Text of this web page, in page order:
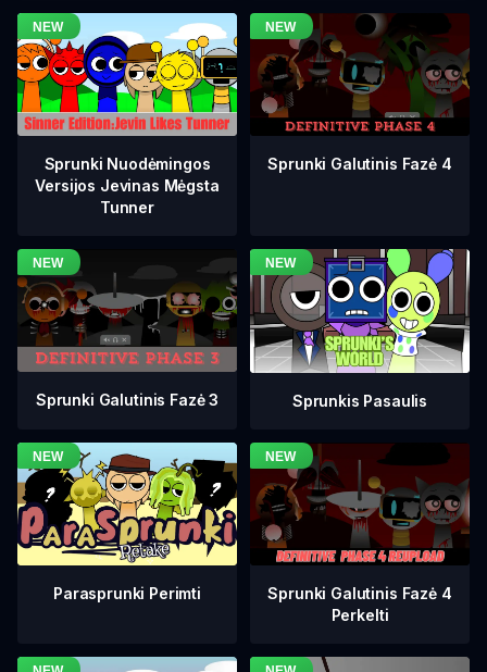
Sprunki Nuodėmingos
Versijos Jevinas Mėgsta
Tunner
Sprunki Galutinis Fazė 4
Sprunki Galutinis Fazė 3 Sprunkis Pasaulis
Parasprunki Perimti
Sprunki Galutinis Fazė 4
Perkelti